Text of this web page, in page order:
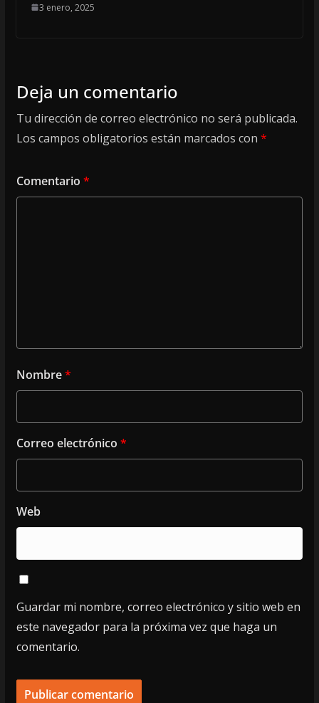
3 enero, 2025
Deja un comentario
Tu dirección de correo electrónico no será publicada.
Los campos obligatorios están marcados con *
Comentario *
Nombre*
Correo electrónico *
Web
Guardar mi nombre, correo electrónico y sitio web en
este navegador para la próxima vez que haga un
comentario.